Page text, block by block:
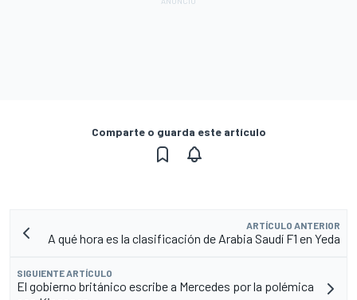
Comparte o guarda este artículo
ARTÍCULO ANTERIOR
A qué hora es la clasificación de Arabia Saudí F1 en Yeda
SIGUIENTE ARTÍCULO
El gobierno británico escribe a Mercedes por la polémica